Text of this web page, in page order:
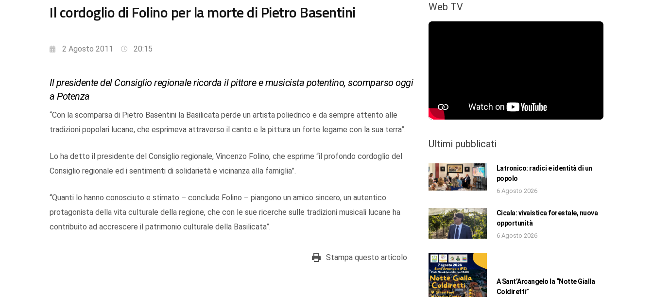
Il cordoglio di Folino per la morte di Pietro Basentini
2 Agosto 2011 20:15
Il presidente del Consiglio regionale ricorda il pittore e musicista potentino, scomparso oggi
a Potenza
“Con la scomparsa di Pietro Basentini la Basilicata perde un artista poliedrico e da sempre attento alle
tradizioni popolari lucane, che esprimeva attraverso il canto e la pittura un forte legame con la sua terra”.
Lo ha detto il presidente del Consiglio regionale, Vincenzo Folino, che esprime “il profondo cordoglio del
Consiglio regionale ed i sentimenti di solidarietà e vicinanza alla famiglia”.
“Quanti lo hanno conosciuto e stimato – conclude Folino – piangono un amico sincero, un autentico
protagonista della vita culturale della regione, che con le sue ricerche sulle tradizioni musicali lucane ha
contribuito ad accrescere il patrimonio culturale della Basilicata”.
Stampa questo articolo
Web TV
Ultimi pubblicati
Latronico: radici e identità di un
popolo
6 Agosto 2026
Cicala: vivaistica forestale, nuova
opportunità
6 Agosto 2026
A Sant’Arcangelo la “Notte Gialla
Coldiretti”